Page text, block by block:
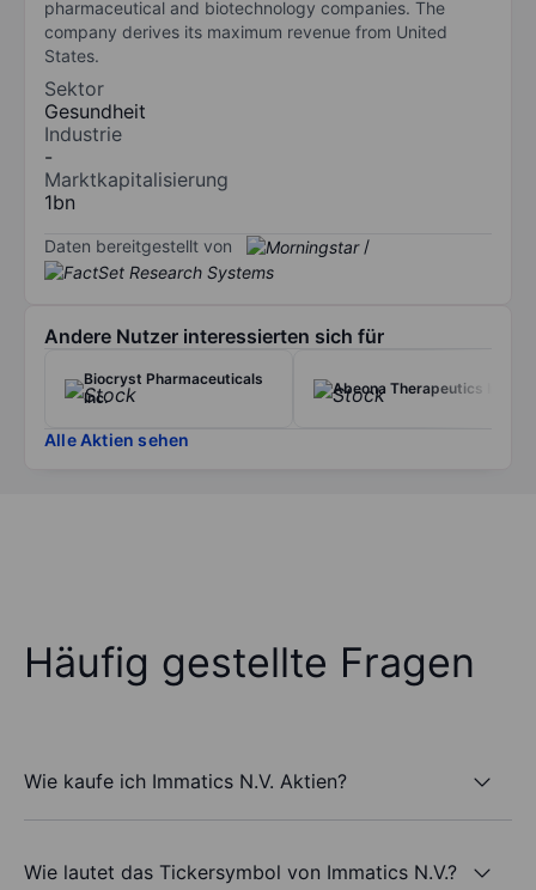
pharmaceutical and biotechnology companies. The
company derives its maximum revenue from United
States.
Sektor
Gesundheit
Industrie
-
Marktkapitalisierung
1bn
Daten bereitgestellt von /
Andere Nutzer interessierten sich für
Biocryst Pharmaceuticals
Inc.
Abeona Therapeutics Inc.
Alle Aktien sehen
Häufig gestellte Fragen
Wie kaufe ich Immatics N.V. Aktien?
Wie lautet das Tickersymbol von Immatics N.V.?